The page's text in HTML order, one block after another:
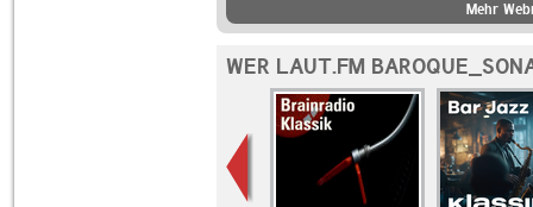
Mehr
WER LAUT.FM